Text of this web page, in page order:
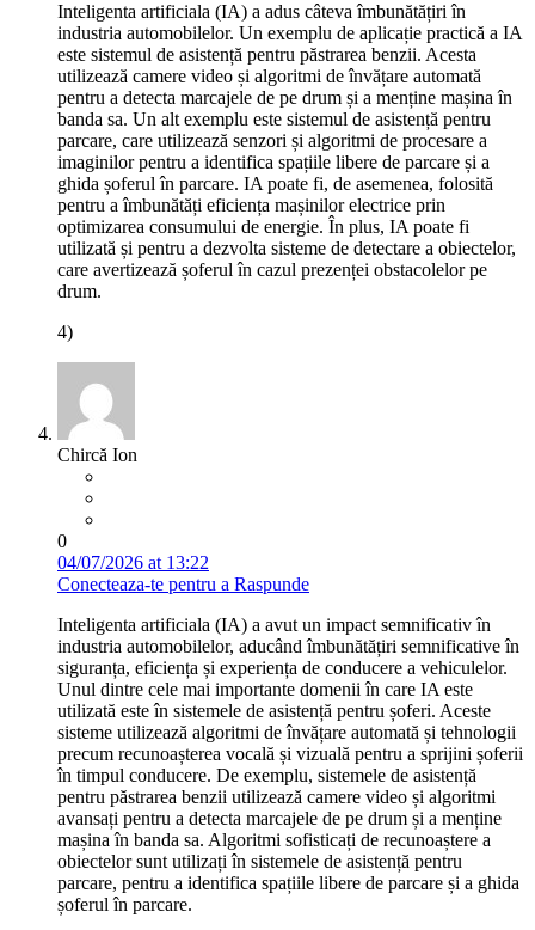
Inteligenta artificiala (IA) a adus câteva îmbunătățiri în
industria automobilelor. Un exemplu de aplicație practică a IA
este sistemul de asistență pentru păstrarea benzii. Acesta
utilizează camere video și algoritmi de învățare automată
pentru a detecta marcajele de pe drum și a menține mașina în
banda sa. Un alt exemplu este sistemul de asistență pentru
parcare, care utilizează senzori și algoritmi de procesare a
imaginilor pentru a identifica spațiile libere de parcare și a
ghida șoferul în parcare. IA poate fi, de asemenea, folosită
pentru a îmbunătăți eficiența mașinilor electrice prin
optimizarea consumului de energie. În plus, IA poate fi
utilizată și pentru a dezvolta sisteme de detectare a obiectelor,
care avertizează șoferul în cazul prezenței obstacolelor pe
drum.
4)
Chircă Ion
0
04/07/2026 at 13:22
Conecteaza-te pentru a Raspunde
Inteligenta artificiala (IA) a avut un impact semnificativ în
industria automobilelor, aducând îmbunătățiri semnificative în
siguranța, eficiența și experiența de conducere a vehiculelor.
Unul dintre cele mai importante domenii în care IA este
utilizată este în sistemele de asistență pentru șoferi. Aceste
sisteme utilizează algoritmi de învățare automată și tehnologii
precum recunoașterea vocală și vizuală pentru a sprijini șoferii
în timpul conducere. De exemplu, sistemele de asistență
pentru păstrarea benzii utilizează camere video și algoritmi
avansați pentru a detecta marcajele de pe drum și a menține
mașina în banda sa. Algoritmi sofisticați de recunoaștere a
obiectelor sunt utilizați în sistemele de asistență pentru
parcare, pentru a identifica spațiile libere de parcare și a ghida
șoferul în parcare.